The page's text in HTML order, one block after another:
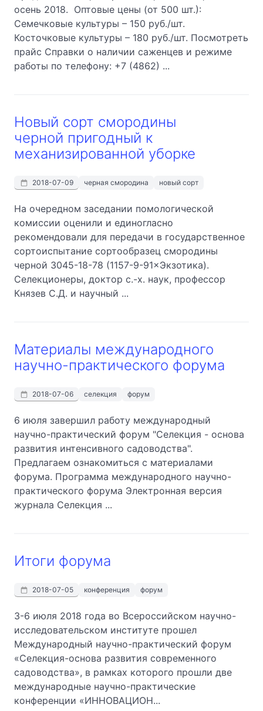
осень 2018. Оптовые цены (от 500 шт.):
Семечковые культуры – 150 руб./шт.
Косточковые культуры – 180 руб./шт. Посмотреть
прайс Справки о наличии саженцев и режиме
работы по телефону: +7 (4862) ...
Новый сорт смородины
черной пригодный к
механизированной уборке
2018-07-09 черная смородина новый сорт
На очередном заседании помологической
комиссии оценили и единогласно
рекомендовали для передачи в государственное
сортоиспытание сортообразец смородины
черной 3045-18-78 (1157-9-91×Экзотика).
Селекционеры, доктор с.-х. наук, профессор
Князев С.Д. и научный ...
Материалы международного
научно-практического форума
2018-07-06 селекция форум
6 июля завершил работу международный
научно-практический форум "Селекция - основа
развития интенсивного садоводства".
Предлагаем ознакомиться с материалами
форума. Программа международного научно-
практического форума Электронная версия
журнала Селекция ...
Итоги форума
2018-07-05 конференция форум
3-6 июля 2018 года во Всероссийском научно-
исследовательском институте прошел
Международный научно-практический форум
«Селекция-основа развития современного
садоводства», в рамках которого прошли две
международные научно-практические
конференции «ИННОВАЦИОН...